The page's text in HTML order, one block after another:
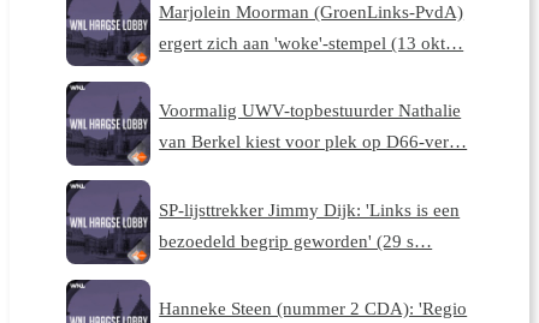
Marjolein Moorman (GroenLinks-PvdA)
ergert zich aan 'woke'-stempel (13 okt…
Voormalig UWV-topbestuurder Nathalie
van Berkel kiest voor plek op D66-ver…
SP-lijsttrekker Jimmy Dijk: 'Links is een
bezoedeld begrip geworden' (29 s…
Hanneke Steen (nummer 2 CDA): 'Regio